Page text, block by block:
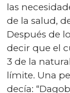
las
de la salud,
Después de
decir que el
3 de la
límite. Una
decía: